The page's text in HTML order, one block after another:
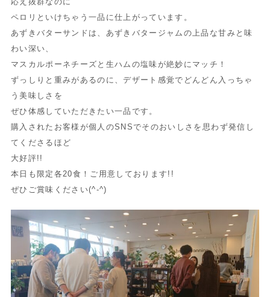
ペロリといけちゃう一品に仕上がっています。
あずきバターサンドは、あずきバタージャムの上品な甘みと味
わい深い、
マスカルポーネチーズと生ハムの塩味が絶妙にマッチ！
ずっしりと重みがあるのに、デザート感覚でどんどん入っちゃ
う美味しさを
ぜひ体感していただきたい一品です。
購入されたお客様が個人のSNSでそのおいしさを思わず発信し
てくださるほど
大好評!!
本日も限定各20食！ ご用意しております!!
ぜひご賞味ください(^-^)